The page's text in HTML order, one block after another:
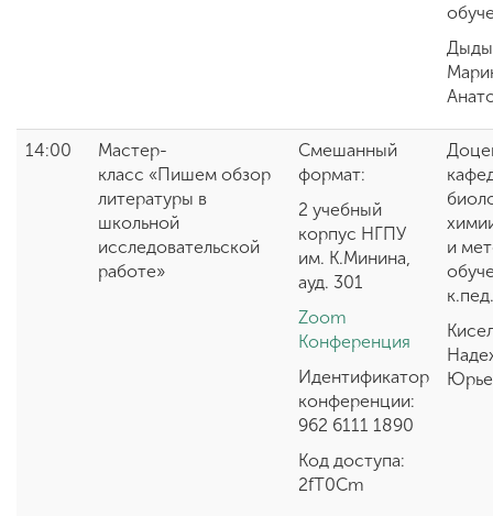
14:00
Мастер-
класс «Пишем обзор
литературы в
школьной
исследовательской
работе»
Смешанный
формат:
2 учебный
корпус НГПУ
им. К.Минина,
ауд. 301
Zoom
Конференция
Идентификатор
конференции:
962 6111 1890
Код доступа:
2fT0Cm
и